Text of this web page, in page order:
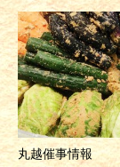
丸越催事情報